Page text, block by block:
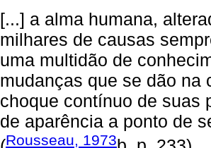
[...] a alma humana,
milhares de causas
uma multidão de
mudanças que se dão na
choque contínuo de suas
de aparência a ponto de
Rousseau, 1973